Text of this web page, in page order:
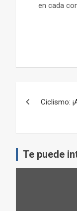
en cada
entradas
Ciclismo:
Te puede